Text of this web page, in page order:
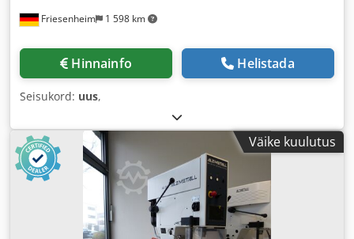
Friesenheim 1 598 km
Hinnainfo Helistada
Seisukord: uus,
Väike kuulutus